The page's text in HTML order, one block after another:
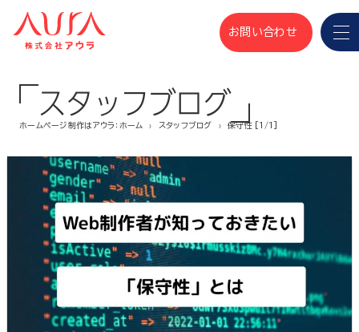
お問い合わせ
スタッフブログ
ホームページ制作はアウラ：ホーム スタッフブログ 保守性 [1/1]